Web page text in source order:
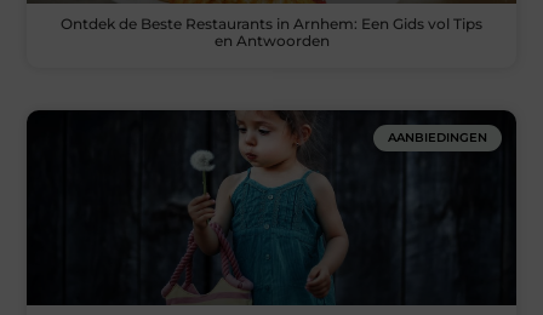
Ontdek de Beste Restaurants in Arnhem: Een Gids vol Tips
en Antwoorden
AANBIEDINGEN